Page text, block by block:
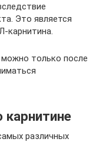
Это является
карнитина.
только после
различных